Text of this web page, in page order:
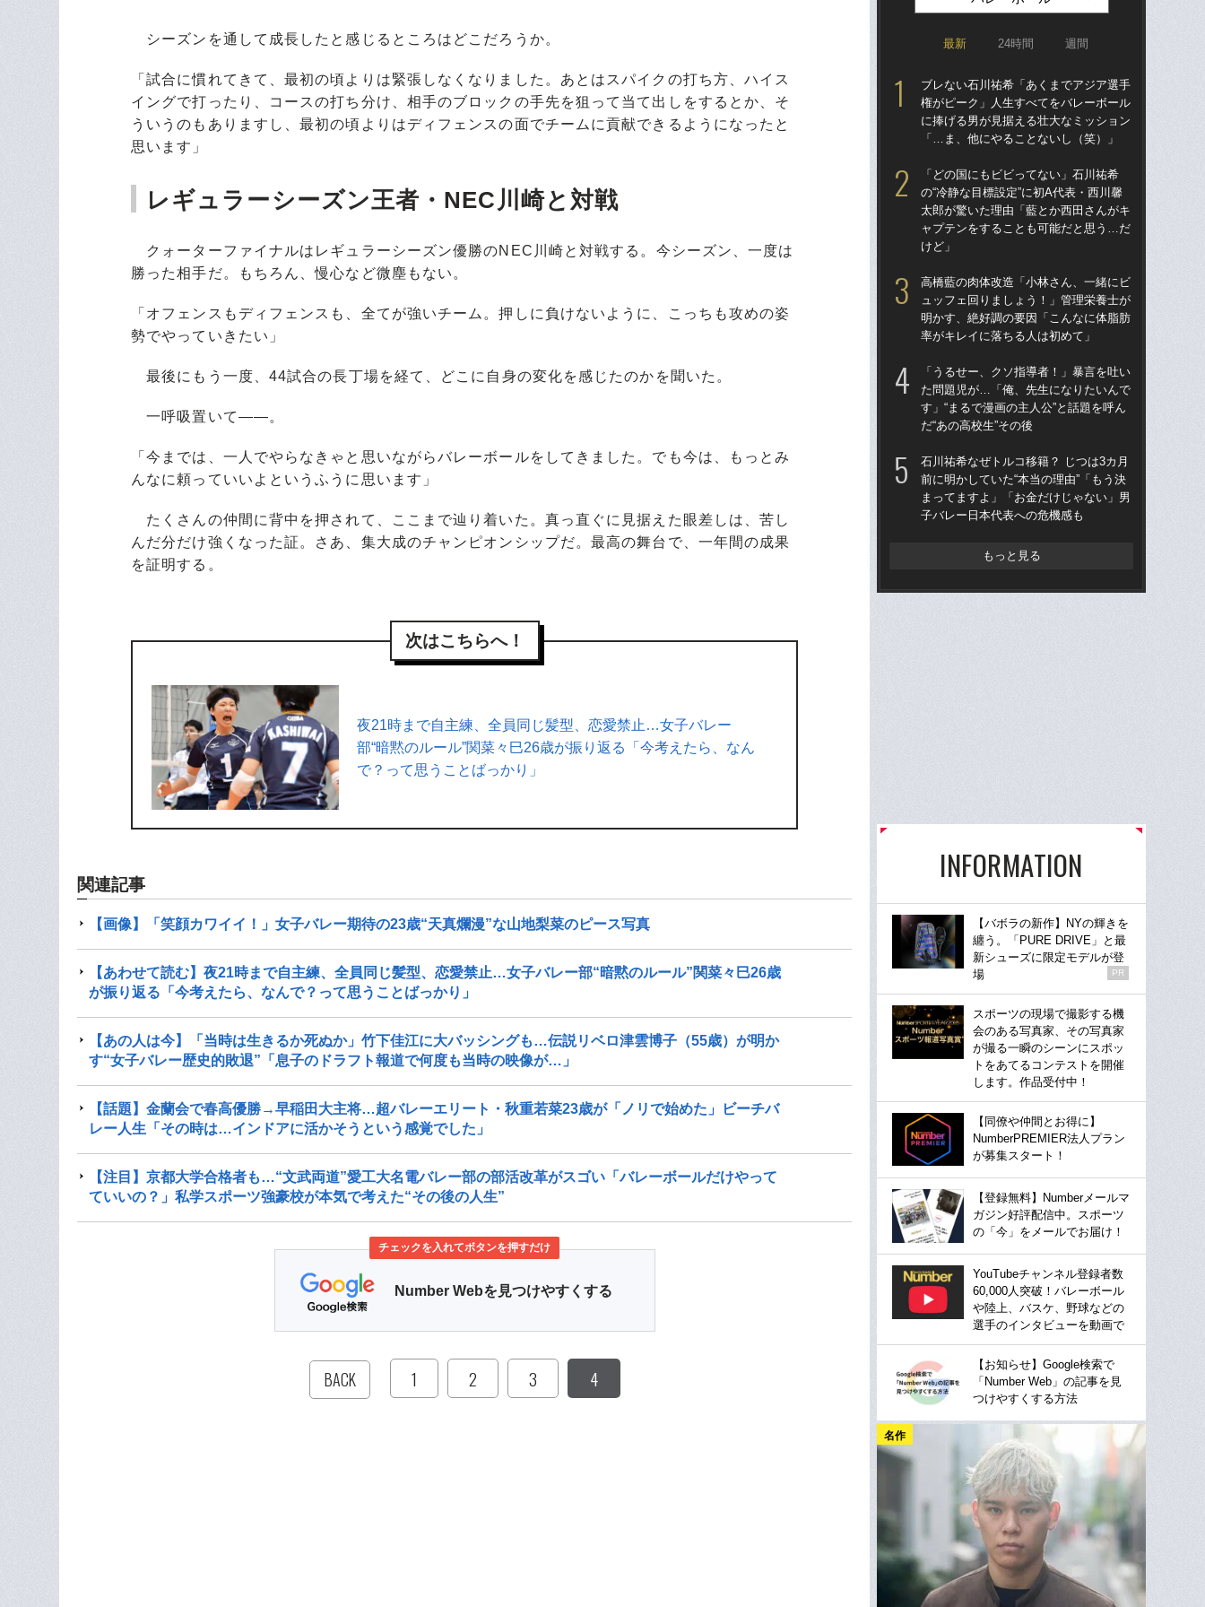
シーズンを通して成長したと感じるところはどこだろうか。
「試合に慣れてきて、最初の頃よりは緊張しなくなりました。あとはスパイクの打ち方、ハイス
イングで打ったり、コースの打ち分け、相手のブロックの手先を狙って当て出しをするとか、そ
ういうのもありますし、最初の頃よりはディフェンスの面でチームに貢献できるようになったと
思います」
レギュラーシーズン王者・NEC川崎と対戦
クォーターファイナルはレギュラーシーズン優勝のNEC川崎と対戦する。今シーズン、一度は
勝った相手だ。もちろん、慢心など微塵もない。
「オフェンスもディフェンスも、全てが強いチーム。押しに負けないように、こっちも攻めの姿
勢でやっていきたい」
最後にもう一度、44試合の長丁場を経て、どこに自身の変化を感じたのかを聞いた。
一呼吸置いて――。
「今までは、一人でやらなきゃと思いながらバレーボールをしてきました。でも今は、もっとみ
んなに頼っていいよというふうに思います」
たくさんの仲間に背中を押されて、ここまで辿り着いた。真っ直ぐに見据えた眼差しは、苦し
んだ分だけ強くなった証。さあ、集大成のチャンピオンシップだ。最高の舞台で、一年間の成果
を証明する。
次はこちらへ！
夜21時まで自主練、全員同じ髪型、恋愛禁止…女子バレー
部“暗黙のルール”関菜々巳26歳が振り返る「今考えたら、なん
で？って思うことばっかり」
関連記事
【画像】「笑顔カワイイ！」女子バレー期待の23歳“天真爛漫”な山地梨菜のピース写真
【あわせて読む】夜21時まで自主練、全員同じ髪型、恋愛禁止…女子バレー部“暗黙のルール”関菜々巳26歳
が振り返る「今考えたら、なんで？って思うことばっかり」
【あの人は今】「当時は生きるか死ぬか」竹下佳江に大バッシングも…伝説リベロ津雲博子（55歳）が明か
す“女子バレー歴史的敗退”「息子のドラフト報道で何度も当時の映像が…」
【話題】金蘭会で春高優勝→早稲田大主将…超バレーエリート・秋重若菜23歳が「ノリで始めた」ビーチバ
レー人生「その時は…インドアに活かそうという感覚でした」
【注目】京都大学合格者も…“文武両道”愛工大名電バレー部の部活改革がスゴい「バレーボールだけやって
ていいの？」私学スポーツ強豪校が本気で考えた“その後の人生”
チェックを入れてボタンを押すだけ
Number Webを見つけやすくする
BACK 1 2 3 4
最新 24時間 週間
ブレない石川祐希「あくまでアジア選手
権がピーク」人生すべてをバレーボール
に捧げる男が見据える壮大なミッション
「…ま、他にやることないし（笑）」
「どの国にもビビってない」石川祐希
の“冷静な目標設定”に初A代表・西川馨
太郎が驚いた理由「藍とか西田さんがキ
ャプテンをすることも可能だと思う…だ
けど」
高橋藍の肉体改造「小林さん、一緒にビ
ュッフェ回りましょう！」管理栄養士が
明かす、絶好調の要因「こんなに体脂肪
率がキレイに落ちる人は初めて」
「うるせー、クソ指導者！」暴言を吐い
た問題児が…「俺、先生になりたいんで
す」“まるで漫画の主人公”と話題を呼ん
だ“あの高校生”その後
石川祐希なぜトルコ移籍？ じつは3カ月
前に明かしていた“本当の理由”「もう決
まってますよ」「お金だけじゃない」男
子バレー日本代表への危機感も
もっと見る
INFORMATION
【バボラの新作】NYの輝きを
纏う。「PURE DRIVE」と最
新シューズに限定モデルが登
場
PR
スポーツの現場で撮影する機
会のある写真家、その写真家
が撮る一瞬のシーンにスポッ
トをあてるコンテストを開催
します。作品受付中！
【同僚や仲間とお得に】
NumberPREMIER法人プラン
が募集スタート！
【登録無料】Numberメールマ
ガジン好評配信中。スポーツ
の「今」をメールでお届け！
YouTubeチャンネル登録者数
60,000人突破！バレーボール
や陸上、バスケ、野球などの
選手のインタビューを動画で
【お知らせ】Google検索で
「Number Web」の記事を見
つけやすくする方法
名作